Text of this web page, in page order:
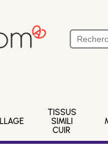
TISSUS
SIMILI
CUIR